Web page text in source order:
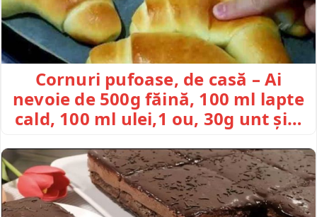
Cornuri pufoase, de casă – Ai
nevoie de 500g făină, 100 ml lapte
cald, 100 ml ulei,1 ou, 30g unt și…